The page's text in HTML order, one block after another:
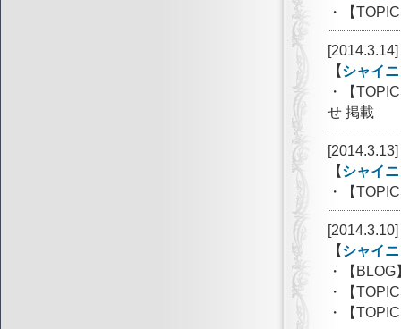
・【
[2014.3.14]
【シャイ
・【
せ 掲載
[2014.3.13]
【シャイ
・【
[2014.3.10]
【シャイ
・【
・【
・【